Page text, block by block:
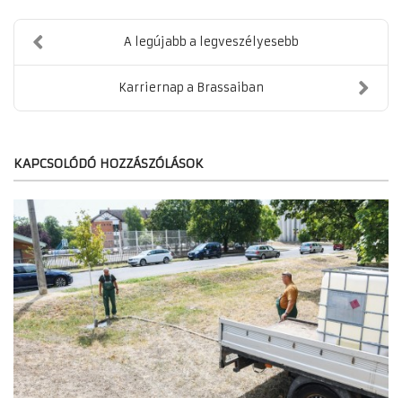
A legújabb a legveszélyesebb
Karriernap a Brassaiban
KAPCSOLÓDÓ HOZZÁSZÓLÁSOK